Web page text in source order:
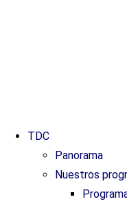
TDC
Panorama
Nuestros